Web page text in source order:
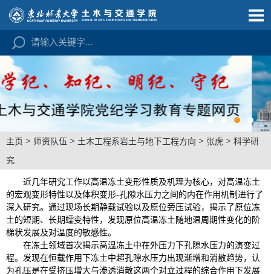
主页 > 师资队伍 > 土木工程系岩土与地下工程方向 > 张虎 > 科学研
究
近几年研究工作以高温冻土变形性质及机理为核心，对高温冻土
的宏观变形特性以及体积变形-孔隙水压力之间的内在作用机制进行了
深入研究。通过现场长期静载试验以及原位旁压试验，揭示了原位冻
土的短期、长期蠕变特性，发现原位高温冻土随地温周期性变化的阶
梯状发展及对温度的敏感性。
在冻土领域首次揭示高温冻土中在外压力下孔隙水压力的演变过
程。发现在恒载作用下冻土中超孔隙水压力出现渐增和消散趋势，认
为孔压是在受挤压增大与渗透消散这两个对立过程的综合作用下发展